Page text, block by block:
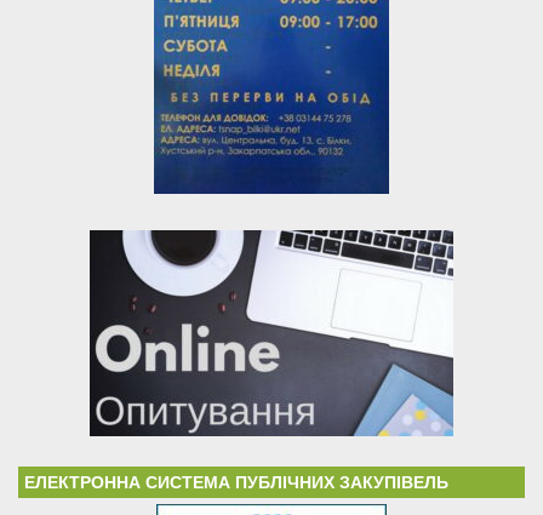
ЕЛЕКТРОННА СИСТЕМА ПУБЛІЧНИХ ЗАКУПІВЕЛЬ